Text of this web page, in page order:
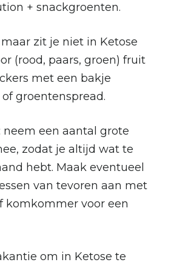
+ snackgroenten.
zit je niet in Ketose
(rood, paars, groen) fruit
met een bakje
groentenspread.
neem een aantal grote
zodat je altijd wat te
hebt. Maak eventueel
van tevoren aan met
komkommer voor een
om in Ketose te